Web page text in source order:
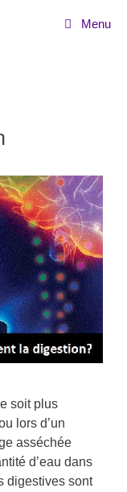
Menu
soit plus
lors d’un
asséchée
d’eau dans
digestives sont